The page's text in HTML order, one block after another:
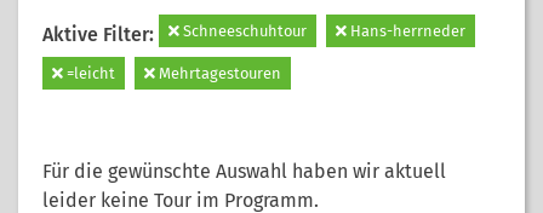
Aktive Filter: Schneeschuhtour Hans-herrneder
=leicht Mehrtagestouren
Für die gewünschte Auswahl haben wir aktuell
leider keine Tour im Programm.